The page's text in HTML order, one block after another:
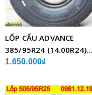
LỐP CẨU ADVANCE
385/95R24 (14.00R24)
GLB05 BỐ THÉP
1.650.000₫